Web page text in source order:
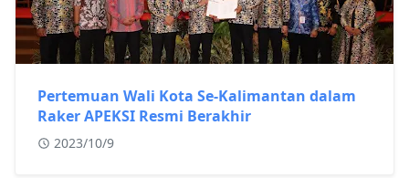
Pertemuan Wali Kota Se-Kalimantan dalam
Raker APEKSI Resmi Berakhir
2023/10/9